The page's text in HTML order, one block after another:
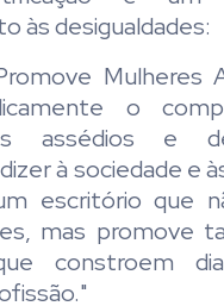
às desigualdades:
Mulheres
o
assédios e
à sociedade e
escritório que
mas promove
constroem